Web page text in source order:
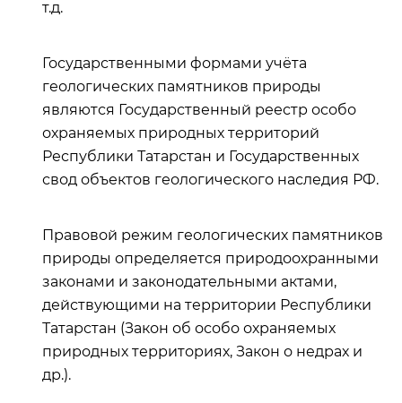
т.д.
Государственными формами учёта
геологических памятников природы
являются Государственный реестр особо
охраняемых природных территорий
Республики Татарстан и Государственных
свод объектов геологического наследия РФ.
Правовой режим геологических памятников
природы определяется природоохранными
законами и законодательными актами,
действующими на территории Республики
Татарстан (Закон об особо охраняемых
природных территориях, Закон о недрах и
др.).